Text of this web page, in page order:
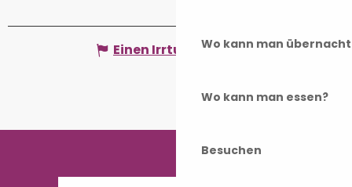
Wo kann man
Wo kann man essen?
Besuchen
Einen Irrtum angeben